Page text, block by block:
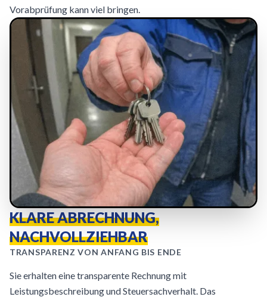
Vorabprüfung kann viel bringen.
KLARE ABRECHNUNG,
NACHVOLLZIEHBAR
TRANSPARENZ VON ANFANG BIS ENDE
Sie erhalten eine transparente Rechnung mit
Leistungsbeschreibung und Steuersachverhalt. Das